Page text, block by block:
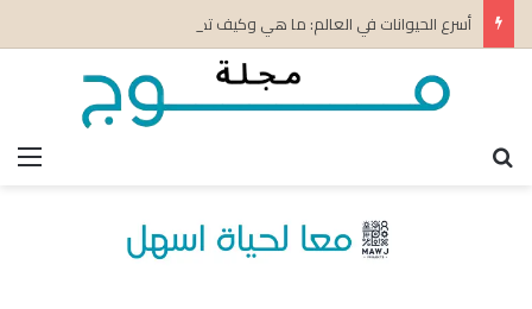
أسرع الحيوانات في العالم: ما هي وكيف تكتسب سرعتها؟